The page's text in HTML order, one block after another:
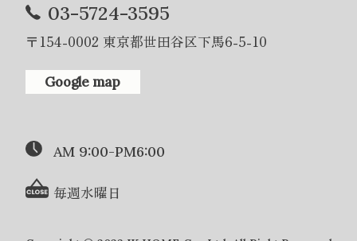
03-5724-3595
〒154-0002 東京都世田谷区下馬6-5-10
Google map
AM 9:00-PM6:00
毎週水曜日